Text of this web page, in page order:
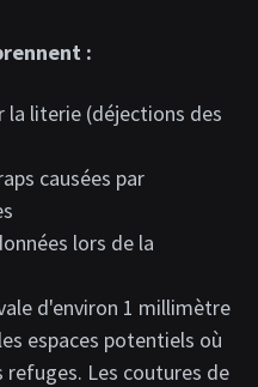
:
la literie (déjections des
causées par
lors de la
d'environ 1 millimètre
espaces potentiels où
Les coutures de